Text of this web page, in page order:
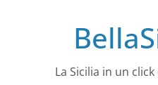
La Sicilia in un